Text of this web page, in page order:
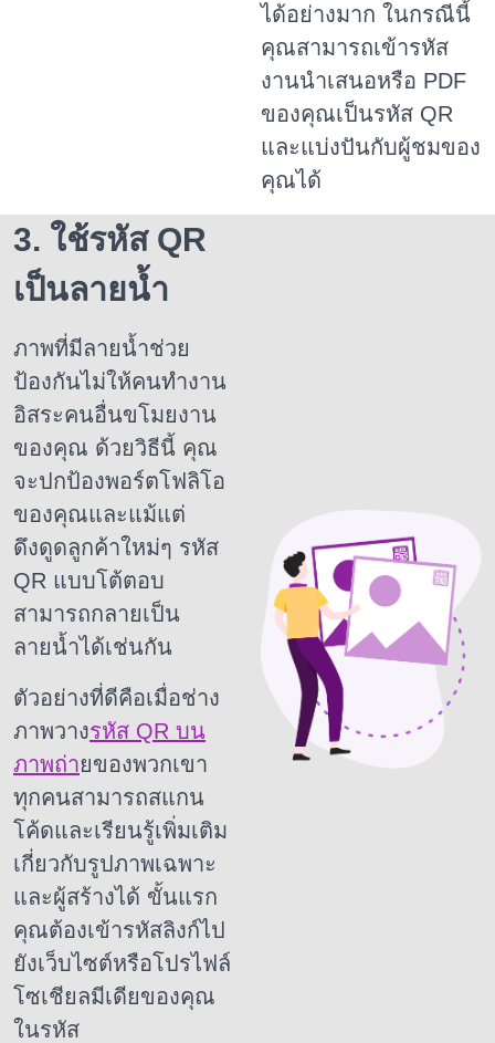
ได้อย่างมาก ในกรณีนี้
คุณสามารถเข้ารหัส
งานนำเสนอหรือ PDF
ของคุณเป็นรหัส QR
และแบ่งปันกับผู้ชมของ
คุณได้
3. ใช้รหัส QR
เป็นลายน้ำ
ภาพที่มีลายน้ำช่วย
ป้องกันไม่ให้คนทำงาน
อิสระคนอื่นขโมยงาน
ของคุณ ด้วยวิธีนี้ คุณ
จะปกป้องพอร์ตโฟลิโอ
ของคุณและแม้แต่
ดึงดูดลูกค้าใหม่ๆ รหัส
QR แบบโต้ตอบ
สามารถกลายเป็น
ลายน้ำได้เช่นกัน
ตัวอย่างที่ดีคือเมื่อช่าง
ภาพวางรหัส QR บน
ภาพถ่ายของพวกเขา
ทุกคนสามารถสแกน
โค้ดและเรียนรู้เพิ่มเติม
เกี่ยวกับรูปภาพเฉพาะ
และผู้สร้างได้ ขั้นแรก
คุณต้องเข้ารหัสลิงก์ไป
ยังเว็บไซต์หรือโปรไฟล์
โซเชียลมีเดียของคุณ
ในรหัส